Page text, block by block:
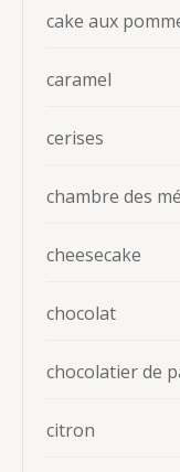
cake aux
caramel
cerises
chambre des
cheesecake
chocolat
chocolatier de
citron